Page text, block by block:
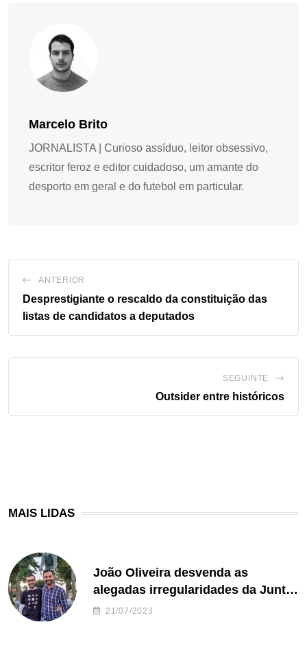
Marcelo Brito
JORNALISTA | Curioso assíduo, leitor obsessivo,
escritor feroz e editor cuidadoso, um amante do
desporto em geral e do futebol em particular.
ANTERIOR
Desprestigiante o rescaldo da constituição das
listas de candidatos a deputados
SEGUINTE
Outsider entre históricos
MAIS LIDAS
João Oliveira desvenda as
alegadas irregularidades da Junta
de Freguesia S. João de Ver
21/07/2023